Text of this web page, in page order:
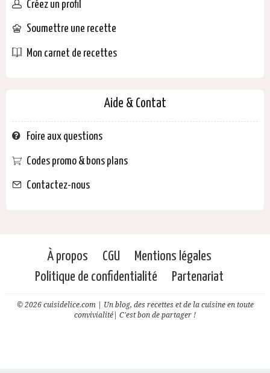
Créez un profil
Soumettre une recette
Mon carnet de recettes
Aide & Contat
Foire aux questions
Codes promo & bons plans
Contactez-nous
À propos CGU
Mentions légales
Politique de confidentialité
Partenariat
© 2026 cuisidelice.com | Un blog, des recettes et de la cuisine en toute
convivialité| C'est bon de partager !